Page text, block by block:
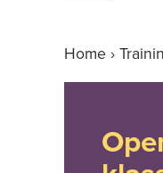
Home ›